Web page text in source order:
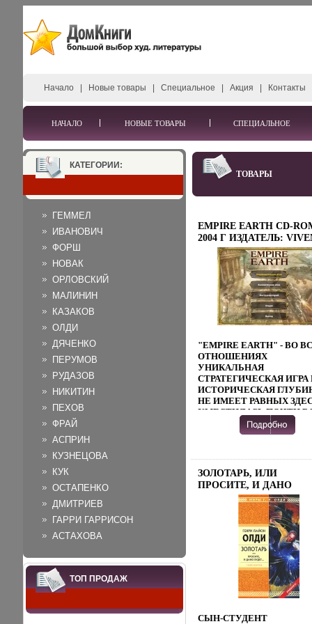
Начало Новые товары Специальное Акция Контакты
НАЧАЛО НОВЫЕ ТОВАРЫ СПЕЦИАЛЬНОЕ
КАТЕГОРИИ:
ГЕММЕЛ
ИВАНОВИЧ
ФОРШ
НОВАК
ОРЛОВСКИЙ
МАЛИНИН
КАЗАКОВ
ОЛДИ
ДЯЧЕНКО
ПЕРУМОВ
РУДАЗОВ
НИКИТИН
ПЕХОВ
ФРАЙ
АСПРИН
КУЗНЕЦОВА
КУК
ОСТАПЕНКО
ДМИТРИЕВ
ГАРРИ ГАРРИСОН
АСТАХОВА
ТОП ПРОДАЖ
ТОВАРЫ
EMPIRE EARTH CD-
2004 Г ИЗДАТЕЛЬ:
UNIVERSAL GAMES;
РАЗРАБОТЧИК:
STEEL STUDIOS;
ДИСТРИБЬЮТОР:
КЛАБ ПЛАСТИКОВЫЙ
JEWEL CASE ЧТО
ЕСЛИ ПРОГРАММА НЕ
6136B.
"EMPIRE EARTH" - ВО
ОТНОШЕНИЯХ
УНИКАЛЬНАЯ
СТРАТЕГИЧЕСКАЯ ИГРА
ИСТОРИЧЕСКАЯ
НЕ ИМЕЕТ РАВНЫХ
УМЕСТИЛАСЬ ПОЧТИ
ИСТОРИЯ
В ВАШИХ РУКАХ
НАРОДОВ
КАМАТСЪДЕННОГО
АНТИЧНОСТИ,
СРЕДНЕВЕКОВЬЯ,
РЕНЕССАНСА, НОВОГО
ВРЕМЕНИ,
СОВРЕМЕННОСТИ И
ФАНТАСТИЧЕСКОГО
БУДУЩЕГО
РАЗНООБРАЗИЕ
ПРОЦЕССА: ПЯТЬ
РЕСУРСОВ,
ПРОГРЕСС ОТ
ТОПОРА ДО БОЕВОГО
РОБОТА, ВЕЛИКИЕ
ЗОЛОТАРЬ, ИЛИ
ПРОСИТЕ, И ДАНО
БУДЕТ… 2010 Г ISBN
699-39158-5 ИНФО
СЫН-СТУДЕНТ